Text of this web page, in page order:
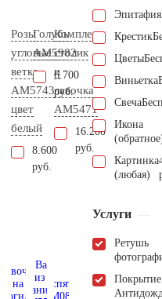
Розы
угловые
ветка
AM5743
цвет
белый
8.600
руб.
Голубь
AM5982
6.700
руб.
Комплект
столик
и
лавочка
АМ5471
16.200
руб.
Эпитафия
Крестик
Цветы
Виньетка
Свеча
Икона
Картинка
(любая)
Услуги
Ретушь
Покрытие